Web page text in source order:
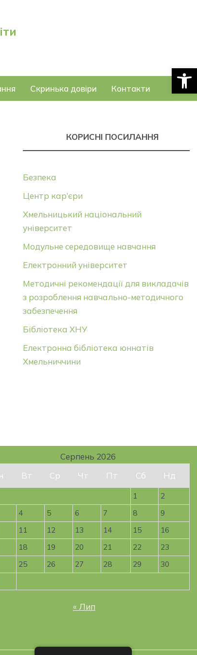
Скринька довіри Контакти
КОРИСНІ ПОСИЛАННЯ
Безпека
Центр кар’єри
Хмельницький національний
університет
Модульне середовище навчання
Електронний університет
Методичні рекомендації для викладачів
з розроблення навчально-методичного
забезпечення
Бібліотека ХНУ
Електронна бібліотека юннатів
Хмельниччини
Серпень 2026
Вт Ср Чт Пт Сб Нд
1
2
4 5 6 7 8
9
11 12 13 14 15
16
18 19 20 21 22
23
25 26 27 28 29
30
« Лип